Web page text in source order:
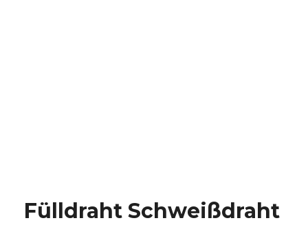
Fülldraht Schweißdraht